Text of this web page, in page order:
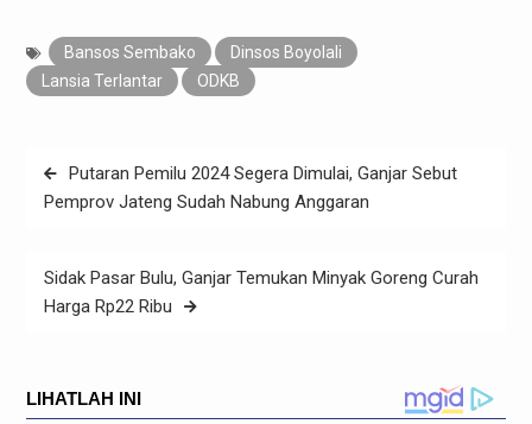
Bansos Sembako
Dinsos Boyolali
Lansia Terlantar
ODKB
Navigasi
pos
Putaran Pemilu 2024 Segera Dimulai, Ganjar Sebut
Pemprov Jateng Sudah Nabung Anggaran
Sidak Pasar Bulu, Ganjar Temukan Minyak Goreng Curah
Harga Rp22 Ribu